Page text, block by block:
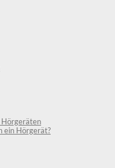
Hörgeräten
ein Hörgerät?